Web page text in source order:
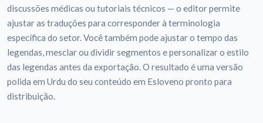
discussões médicas ou tutoriais técnicos — o editor permite
ajustar as traduções para corresponder à terminologia
específica do setor. Você também pode ajustar o tempo das
legendas, mesclar ou dividir segmentos e personalizar o estilo
das legendas antes da exportação. O resultado é uma versão
polida em Urdu do seu conteúdo em Esloveno pronto para
distribuição.